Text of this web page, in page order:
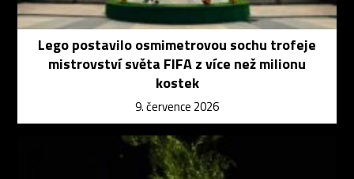
Lego postavilo osmimetrovou sochu trofeje
mistrovství světa FIFA z více než milionu
kostek
9. července 2026